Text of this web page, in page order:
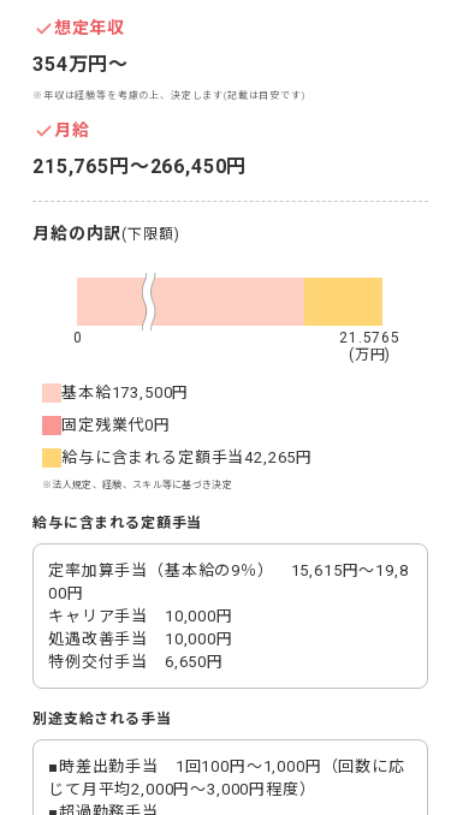
想定年収
354万円〜
※年収は経験等を考慮の上、決定します(記載は目安です)
月給
215,765円〜266,450円
月給の内訳 (下限額)
0
21.5765
(万円)
基本給173,500円
固定残業代0円
給与に含まれる定額手当42,265円
※法人規定、経験、スキル等に基づき決定
給与に含まれる定額手当
定率加算手当（基本給の9％）　15,615円～19,8
00円
キャリア手当　10,000円
処遇改善手当　10,000円
特例交付手当　6,650円
別途支給される手当
■時差出勤手当　1回100円～1,000円（回数に応
じて月平均2,000円～3,000円程度）